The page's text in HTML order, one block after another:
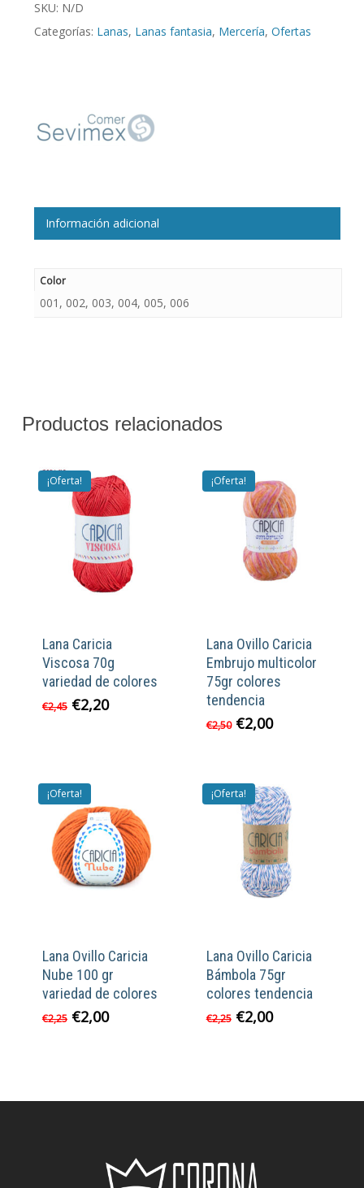
SKU: N/D
Categorías: Lanas, Lanas fantasia, Mercería, Ofertas
Información adicional
Color
001, 002, 003, 004, 005, 006
Productos relacionados
¡Oferta!
Lana Caricia
Viscosa 70g
variedad de colores
€2,45 El
€2,20El
¡Oferta!
Lana Ovillo Caricia
Embrujo multicolor
75gr colores
tendencia
€2,50 El
€2,50.
€2,00El
€2,00.
¡Oferta!
Lana Ovillo Caricia
Nube 100 gr
variedad de colores
€2,25 El
€2,00El
¡Oferta!
Lana Ovillo Caricia
Bámbola 75gr
colores tendencia
€2,25 El
€2,00El